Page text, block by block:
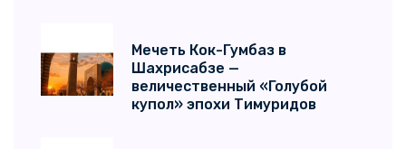
Мечеть Кок-Гумбаз в
Шахрисабзе —
величественный «Голубой
купол» эпохи Тимуридов